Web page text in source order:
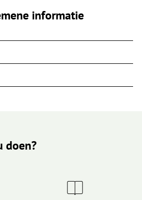
informatie
doen?